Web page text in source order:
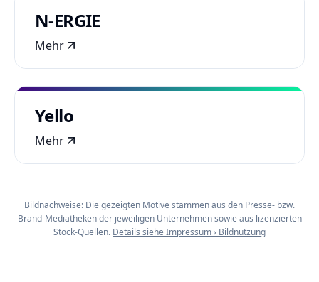
N-ERGIE
Mehr
Yello
Mehr
Bildnachweise: Die gezeigten Motive stammen aus den Presse- bzw.
Brand-Mediatheken der jeweiligen Unternehmen sowie aus lizenzierten
Stock-Quellen. Details siehe Impressum › Bildnutzung